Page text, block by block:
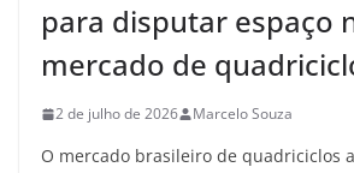
para disputar espaço
mercado de
2 de julho de 2026 Marcelo Souza
O mercado brasileiro de quadriciclos